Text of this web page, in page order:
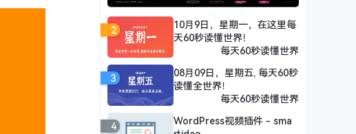
2
10月9日，星期一，在这里每
天60秒读懂世界！
每天60秒读懂世界
3
08月09日，星期五, 每天60秒
读懂全世界！
每天60秒读懂世界
4
WordPress视频插件 - sma